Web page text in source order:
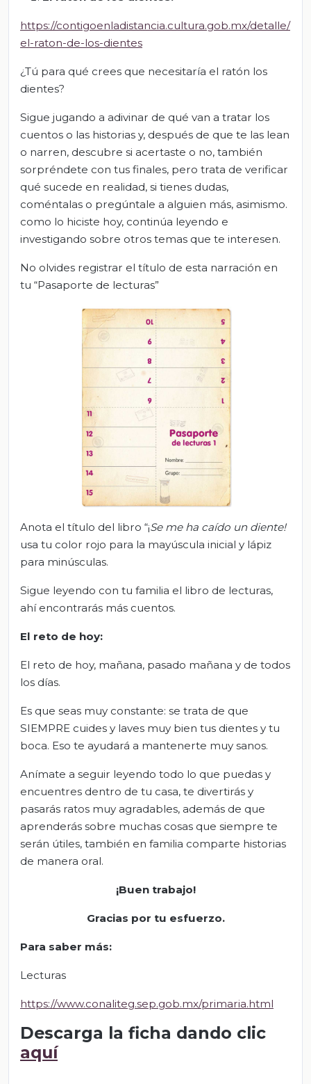
https://contigoenladistancia.cultura.gob.mx/detalle/
el-raton-de-los-dientes
¿Tú para qué crees que necesitaría el ratón los
dientes?
Sigue jugando a adivinar de qué van a tratar los
cuentos o las historias y, después de que te las lean
o narren, descubre si acertaste o no, también
sorpréndete con tus finales, pero trata de verificar
qué sucede en realidad, si tienes dudas,
coméntalas o pregúntale a alguien más, asimismo.
como lo hiciste hoy, continúa leyendo e
investigando sobre otros temas que te interesen.
No olvides registrar el título de esta narración en
tu “Pasaporte de lecturas”
Anota el título del libro “¡Se me ha caído un diente!
usa tu color rojo para la mayúscula inicial y lápiz
para minúsculas.
Sigue leyendo con tu familia el libro de lecturas,
ahí encontrarás más cuentos.
El reto de hoy:
El reto de hoy, mañana, pasado mañana y de todos
los días.
Es que seas muy constante: se trata de que
SIEMPRE cuides y laves muy bien tus dientes y tu
boca. Eso te ayudará a mantenerte muy sanos.
Anímate a seguir leyendo todo lo que puedas y
encuentres dentro de tu casa, te divertirás y
pasarás ratos muy agradables, además de que
aprenderás sobre muchas cosas que siempre te
serán útiles, también en familia comparte historias
de manera oral.
¡Buen trabajo!
Gracias por tu esfuerzo.
Para saber más:
Lecturas
https://www.conaliteg.sep.gob.mx/primaria.html
Descarga la ficha dando clic
aquí